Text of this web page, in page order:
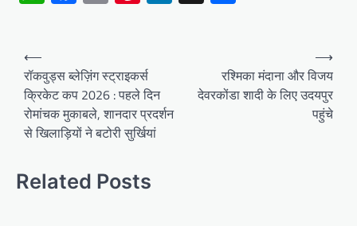
Post
navigation
⟵
रॉकवुड्स ब्लेज़िंग स्ट्राइकर्स
क्रिकेट कप 2026 : पहले दिन
रोमांचक मुकाबले, शानदार प्रदर्शन
से खिलाड़ियों ने बटोरी सुर्खियां
रश्मिका मंदाना और विजय
देवरकोंडा शादी के लिए उदयपुर
पहुंचे
⟶
Related Posts